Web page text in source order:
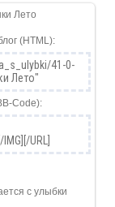
(HTML):
Code):
с улыбки